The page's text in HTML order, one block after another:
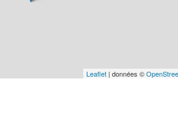
Leaflet| données ©